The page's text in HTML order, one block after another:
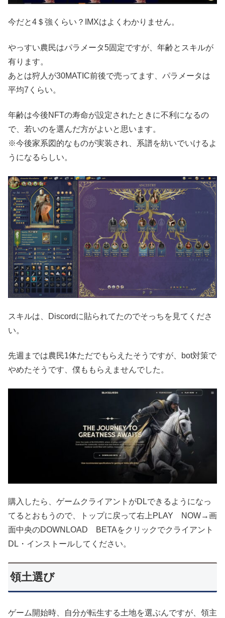
今だと4＄強くらい？IMXはよくわかりません。
やっすい農民はパラメータ5固定ですが、年齢とスキルが
有ります。
あとは狩人が30MATIC前後で売ってます、パラメータは
平均7くらい。
年齢は今後NFTの寿命が設定されたときに不利になるの
で、若いのを選んだ方がよいと思います。
※今後家系図的なものが実装され、系譜を紡いでいけるよ
うになるらしい。
スキルは、Discordに貼られてたのでそっちを見てくださ
い。
先週までは農民1体ただでもらえたそうですが、bot対策で
やめたそうです、僕ももらえませんでした。
購入したら、ゲームクライアントがDLできるようになっ
てるとおもうので、トップに戻って右上PLAY NOW→画
面中央のDOWNLOAD BETAをクリックでクライアント
DL・インストールしてください。
領土選び
ゲーム開始時、自分が転生する土地を選ぶんですが、領主